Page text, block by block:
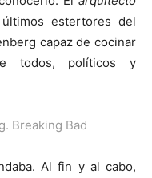
estertores del
capaz de cocinar
todos, políticos y
Breaking Bad
Al fin y al cabo,